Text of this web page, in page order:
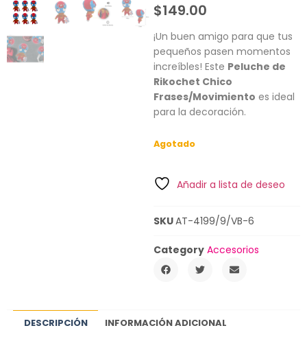
$149.00
¡Un buen amigo para que tus
pequeños pasen momentos
increíbles! Este Peluche de
Rikochet Chico
Frases/Movimiento es ideal
para la decoración.
Agotado
Añadir a lista de deseo
SKUAT-4199/9/VB-6
Category Accesorios
DESCRIPCIÓN INFORMACIÓN ADICIONAL